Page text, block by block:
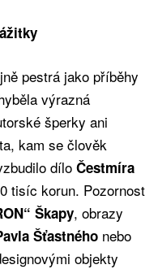
pestrá jako příběhy
výrazná
šperky ani
kam se člověk
dílo Čestmíra
tisíc korun. Pozornost
Škapy, obrazy
Šťastného nebo
objekty